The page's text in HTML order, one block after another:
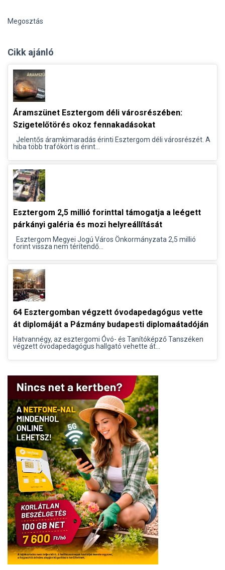
Megosztás
Cikk ajánló
Áramszünet Esztergom déli városrészében:
Szigetelőtörés okoz fennakadásokat
Jelentős áramkimaradás érinti Esztergom déli városrészét. A
hiba több trafókört is érint...
Esztergom 2,5 millió forinttal támogatja a leégett
párkányi galéria és mozi helyreállítását
Esztergom Megyei Jogú Város Önkormányzata 2,5 millió
forint vissza nem térítendő...
64 Esztergomban végzett óvodapedagógus vette
át diplomáját a Pázmány budapesti diplomaátadóján
Hatvannégy, az esztergomi Óvó- és Tanítóképző Tanszéken
végzett óvodapedagógus hallgató vehette át...